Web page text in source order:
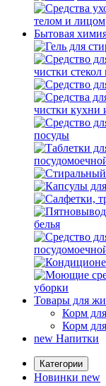
телом и лицом
Бытовая
чистки стекол
чистки кухни
посуды
белья
уборки
Товары для
Корм
Корм
new Напитки
Категории
Новинки new